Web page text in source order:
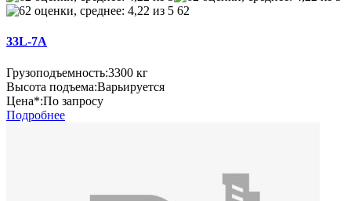
62
33L-7А
Грузоподъемность:3300 кг
Высота подъема:Варьируется
Цена*:По запросу
Подробнее